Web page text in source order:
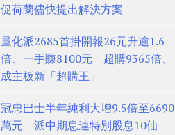
促荷蘭儘快提出解決方案
量化派2685首掛開報26元升逾1.6
倍、一手賺8100元 超購9365倍、
成主板新「超購王」
冠忠巴士半年純利大增9.5倍至6690
萬元 派中期息連特別股息10仙